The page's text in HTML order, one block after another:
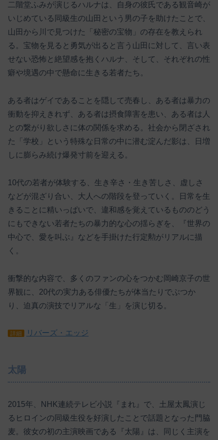
二階堂ふみが演じるハルナは、自身の彼氏である観音崎が
いじめている同級生の山田という男の子を助けたことで、
山田から川で見つけた「秘密の宝物」の存在を教えられ
る。宝物を見ると勇気が出ると言う山田に対して、言い表
せない恐怖と絶望感を抱くハルナ、そして、それぞれの性
癖や境遇の中で懸命に生きる若者たち。
ある者はゲイであることを隠して売春し、ある者は暴力の
衝動を抑えきれず、ある者は摂食障害を患い、ある者は人
との繋がり欲しさに体の関係を求める。社会から閉ざされ
た「学校」という特殊な日常の中に潜む淀んだ影は、日増
しに膨らみ続け爆発寸前を迎える。
10代の若者が体験する、生き辛さ・生き苦しさ、虚しさ
などが混ざり合い、大人への階段を登っていく。日常を生
きることに精いっぱいで、違和感を覚えているもののどう
にもできない若者たちの暴力的な心の揺らぎを、『世界の
中心で、愛を叫ぶ』などを手掛けた行定勲がリアルに描
く。
衝撃的な内容で、多くのファンの心をつかむ岡崎京子の世
界観に、20代の実力ある俳優たちが体当たりでぶつか
り、迫真の演技でリアルな「生」を演じ切る。
詳細 リバーズ・エッジ
太陽
2015年、NHK連続テレビ小説『まれ』で、土屋太鳳演じ
るヒロインの同級生役を好演したことで話題となった門脇
麦。彼女の初の主演映画である『太陽』は、同じく主演を